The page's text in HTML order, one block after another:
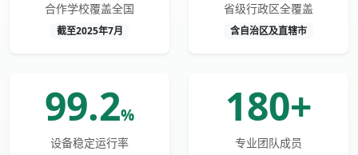
合作学校覆盖全国
截至2025年7月
省级行政区全覆盖
含自治区及直辖市
99.2%
设备稳定运行率
180+
专业团队成员